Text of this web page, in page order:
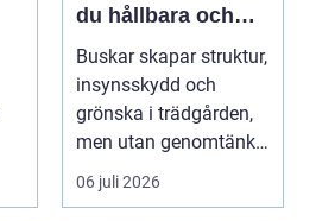
du hållbara och
vackra buskar året
runt
Buskar skapar struktur,
insynsskydd och
grönska i trädgården,
men utan genomtänkt
beskärning blir de...
06 juli 2026